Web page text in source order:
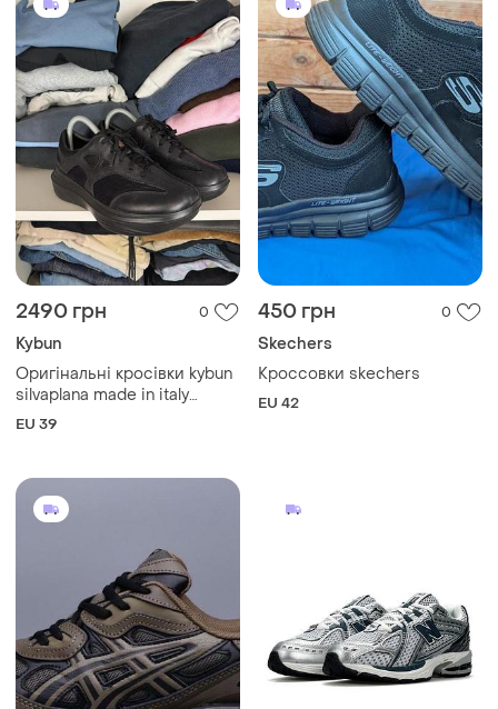
2490 грн 0
Kybun
Оригінальні кросівки kybun
silvaplana made in italy
розмір 39
EU 39
450 грн 0
Skechers
Кроссовки skechers
EU 42